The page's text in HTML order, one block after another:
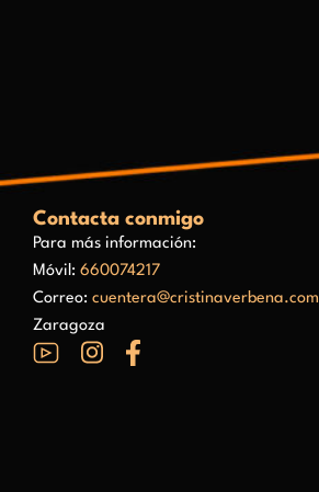
Contacta conmigo
Para más información:
Móvil: 660074217
Correo: cuentera@cristinaverbena.com
Zaragoza